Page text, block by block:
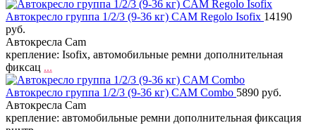
Автокресло группа 1/2/3 (9-36 кг) CAM Regolo Isofix 14190
руб.
Автокресла Cam
крепление: Isofix, автомобильные ремни дополнительная
фиксац ...
Автокресло группа 1/2/3 (9-36 кг) CAM Combo 5890 руб.
Автокресла Cam
крепление: автомобильные ремни дополнительная фиксация